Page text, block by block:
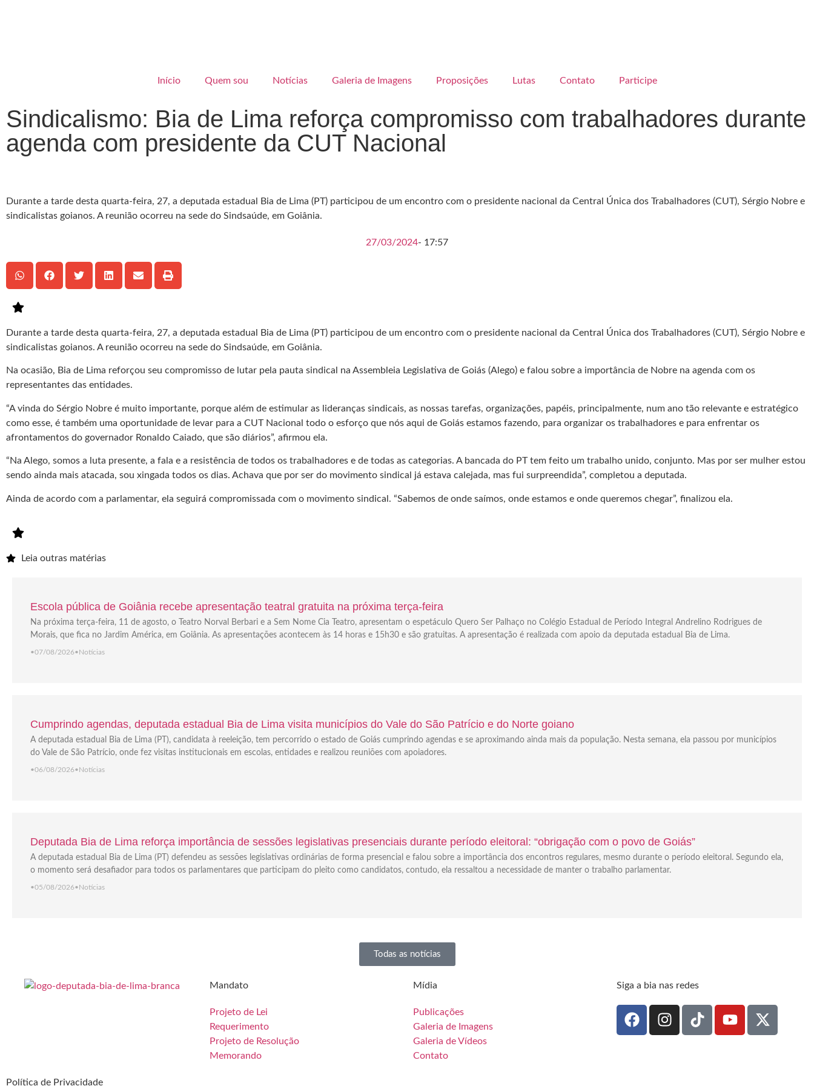
Início Quem sou Notícias Galeria de Imagens Proposições Lutas Contato Participe
Sindicalismo: Bia de Lima reforça compromisso com trabalhadores durante
agenda com presidente da CUT Nacional
Durante a tarde desta quarta-feira, 27, a deputada estadual Bia de Lima (PT) participou de um encontro com o presidente nacional da Central Única dos Trabalhadores (CUT), Sérgio Nobre e
sindicalistas goianos. A reunião ocorreu na sede do Sindsaúde, em Goiânia.
27/03/2024- 17:57
Durante a tarde desta quarta-feira, 27, a deputada estadual Bia de Lima (PT) participou de um encontro com o presidente nacional da Central Única dos Trabalhadores (CUT), Sérgio Nobre e
sindicalistas goianos. A reunião ocorreu na sede do Sindsaúde, em Goiânia.
Na ocasião, Bia de Lima reforçou seu compromisso de lutar pela pauta sindical na Assembleia Legislativa de Goiás (Alego) e falou sobre a importância de Nobre na agenda com os
representantes das entidades.
“A vinda do Sérgio Nobre é muito importante, porque além de estimular as lideranças sindicais, as nossas tarefas, organizações, papéis, principalmente, num ano tão relevante e estratégico
como esse, é também uma oportunidade de levar para a CUT Nacional todo o esforço que nós aqui de Goiás estamos fazendo, para organizar os trabalhadores e para enfrentar os
afrontamentos do governador Ronaldo Caiado, que são diários”, afirmou ela.
“Na Alego, somos a luta presente, a fala e a resistência de todos os trabalhadores e de todas as categorias. A bancada do PT tem feito um trabalho unido, conjunto. Mas por ser mulher estou
sendo ainda mais atacada, sou xingada todos os dias. Achava que por ser do movimento sindical já estava calejada, mas fui surpreendida”, completou a deputada.
Ainda de acordo com a parlamentar, ela seguirá compromissada com o movimento sindical. “Sabemos de onde saímos, onde estamos e onde queremos chegar”, finalizou ela.
Leia outras matérias
Escola pública de Goiânia recebe apresentação teatral gratuita na próxima terça-feira
Na próxima terça-feira, 11 de agosto, o Teatro Norval Berbari e a Sem Nome Cia Teatro, apresentam o espetáculo Quero Ser Palhaço no Colégio Estadual de Período Integral Andrelino Rodrigues de
Morais, que fica no Jardim América, em Goiânia. As apresentações acontecem às 14 horas e 15h30 e são gratuitas. A apresentação é realizada com apoio da deputada estadual Bia de Lima.
•07/08/2026•Notícias
Cumprindo agendas, deputada estadual Bia de Lima visita municípios do Vale do São Patrício e do Norte goiano
A deputada estadual Bia de Lima (PT), candidata à reeleição, tem percorrido o estado de Goiás cumprindo agendas e se aproximando ainda mais da população. Nesta semana, ela passou por municípios
do Vale de São Patrício, onde fez visitas institucionais em escolas, entidades e realizou reuniões com apoiadores.
•06/08/2026•Notícias
Deputada Bia de Lima reforça importância de sessões legislativas presenciais durante período eleitoral: “obrigação com o povo de Goiás”
A deputada estadual Bia de Lima (PT) defendeu as sessões legislativas ordinárias de forma presencial e falou sobre a importância dos encontros regulares, mesmo durante o período eleitoral. Segundo ela,
o momento será desafiador para todos os parlamentares que participam do pleito como candidatos, contudo, ela ressaltou a necessidade de manter o trabalho parlamentar.
•05/08/2026•Notícias
Todas as notícias
Mandato
Projeto de Lei
Requerimento
Projeto de Resolução
Memorando
Mídia
Publicações
Galeria de Imagens
Galeria de Vídeos
Contato
Siga a bia nas redes
Política de Privacidade